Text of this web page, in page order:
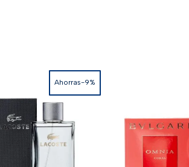
Ahorras-9%